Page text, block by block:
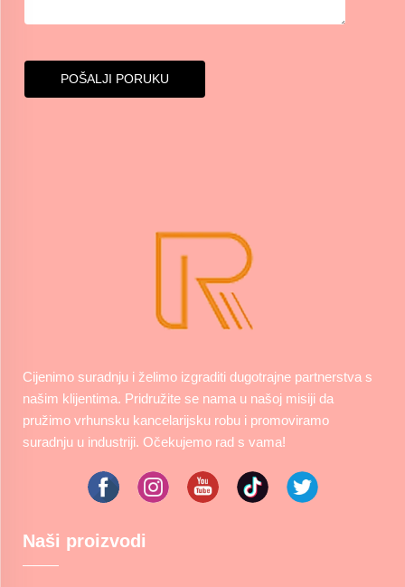
POŠALJI PORUKU
Cijenimo suradnju i želimo izgraditi dugotrajne partnerstva s
našim klijentima. Pridružite se nama u našoj misiji da
pružimo vrhunsku kancelarijsku robu i promoviramo
suradnju u industriji. Očekujemo rad s vama!
Naši proizvodi